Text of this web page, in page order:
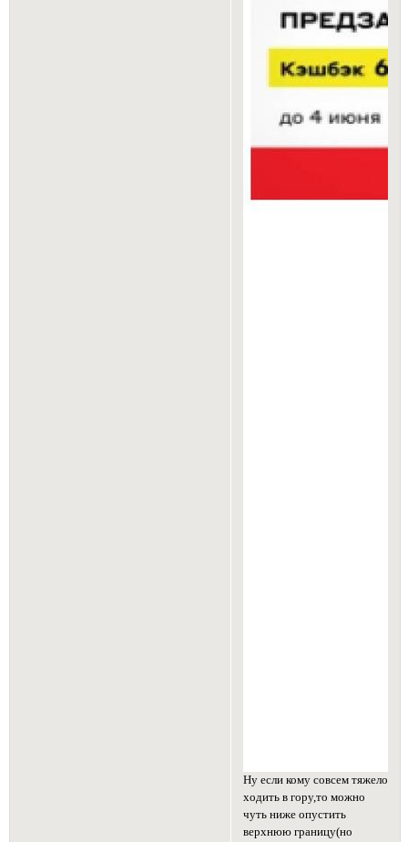
Ну если кому совсем тяжело
ходить в гору,то можно
чуть ниже опустить
верхнюю границу(но